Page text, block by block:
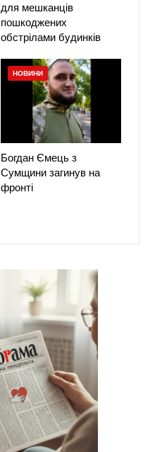
для мешканців
пошкоджених
обстрілами будинків
НОВИНИ
Богдан Ємець з
Сумщини загинув на
фронті